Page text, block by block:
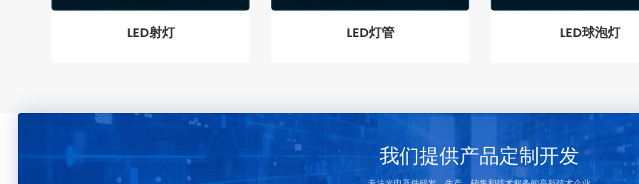
LED射灯 LED灯管 LED球泡灯
我们提供产品定制开发